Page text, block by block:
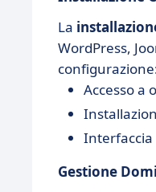
La
WordPress,
Accesso a
Gestione